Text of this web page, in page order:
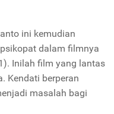
ini kemudian
dalam filmnya
Inilah film yang lantas
Kendati berperan
masalah bagi